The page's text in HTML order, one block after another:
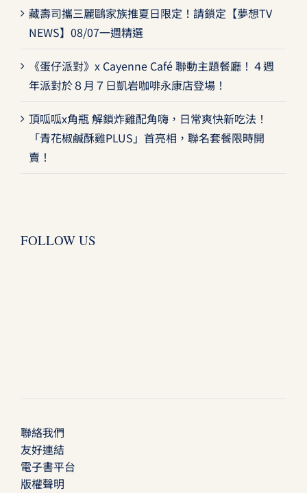
藏壽司攜三麗鷗家族推夏日限定！請鎖定【夢想TV
NEWS】08/07一週精選
《蛋仔派對》x Cayenne Café 聯動主題餐廳！４週
年派對於８月７日凱岩咖啡永康店登場！
頂呱呱x角瓶 解鎖炸雞配角嗨，日常爽快新吃法！
「青花椒鹹酥雞PLUS」首亮相，聯名套餐限時開
賣！
FOLLOW US
聯絡我們
友好連結
電子書平台
版權聲明